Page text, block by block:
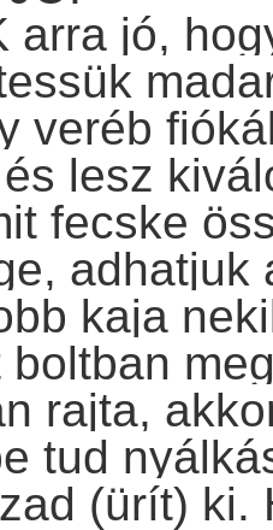
arra jó,
veréb
lesz
fecske
kaja
rajta,
tud
(ürít) ki.